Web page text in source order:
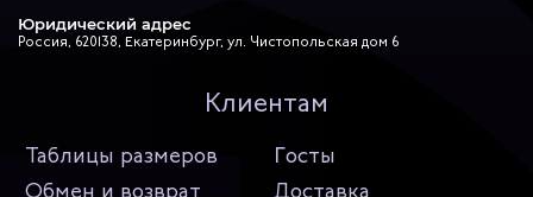
Юридический адрес
Россия, 620138, Екатеринбург, ул. Чистопольская дом 6
Клиентам
Таблицы размеров
Госты
Обмен и возврат
Доставка